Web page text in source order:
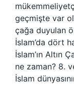
geçmişte var
çağa duyulan
İslam’da dört
İslam’ın Altın
ne zaman? 8.
İslam